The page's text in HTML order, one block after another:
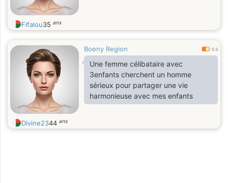
Fifalou35 ans
Boeny Region 0.3
Une femme célibataire avec
3enfants cherchent un homme
sérieux pour partager une vie
harmonieuse avec mes enfants
Divine2344 ans